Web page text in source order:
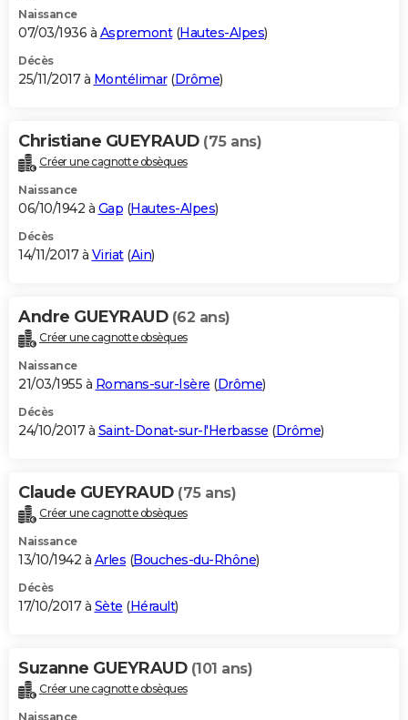
Naissance
07/03/1936 à Aspremont(Hautes-Alpes)
Décès
25/11/2017 à Montélimar(Drôme)
Christiane GUEYRAUD (75 ans)
Créer une cagnotte obsèques
Naissance
06/10/1942 à Gap (Hautes-Alpes)
Décès
14/11/2017 à Viriat(Ain)
Andre GUEYRAUD (62 ans)
Créer une cagnotte obsèques
Naissance
21/03/1955 à Romans-sur-Isère (Drôme)
Décès
24/10/2017 à Saint-Donat-sur-l'Herbasse (Drôme)
Claude GUEYRAUD (75 ans)
Créer une cagnotte obsèques
Naissance
13/10/1942 à Arles (Bouches-du-Rhône)
Décès
17/10/2017 à Sète (Hérault)
Suzanne GUEYRAUD (101 ans)
Créer une cagnotte obsèques
Naissance